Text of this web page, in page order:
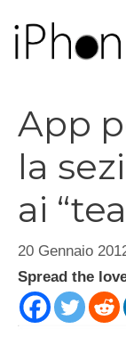
contenuto
App
la
ai
20 Gennaio
Spread the